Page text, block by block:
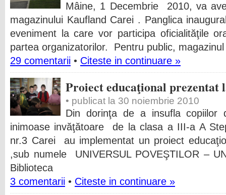
Mâine, 1 Decembrie 2010, va
magazinului Kaufland Carei . Panglica
eveniment la care vor participa oficialităţile
partea organizatorilor. Pentru public,
29 comentarii • Citeste in continuare »
Proiect educaţional prezentat
• publicat la 30 noiembrie 2010
Din dorinţa de a insufla copiilor
inimoase invăţătoare de la clasa a III-a A
nr.3 Carei au implementat un proiect
,sub numele UNIVERSUL POVEŞTILOR –
Biblioteca
3 comentarii • Citeste in continuare »